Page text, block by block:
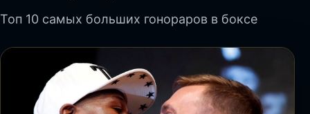
Топ 10 самых больших гонораров в боксе